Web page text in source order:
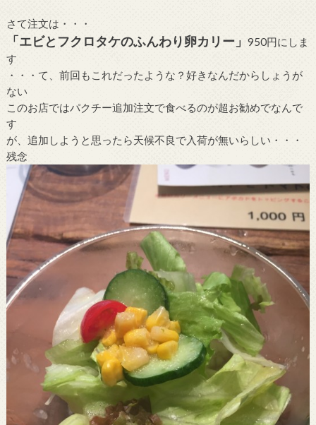
さて注文は・・・
「エビとフクロタケのふんわり卵カリー」 950円にしま
す
・・・て、前回もこれだったような？好きなんだからしょうが
ない
このお店ではパクチー追加注文で食べるのが超お勧めでなんで
す
が、追加しようと思ったら天候不良で入荷が無いらしい・・・
残念